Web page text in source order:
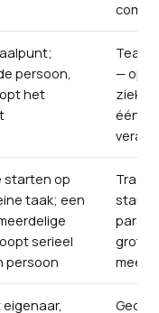
persoon,
het
—
één
starten op
taak; een
serieel
persoon
grote